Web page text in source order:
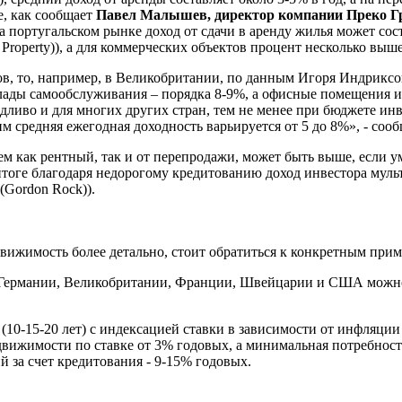
как сообщает Павел Малышев, директор компании Преко
рынке доход от сдачи в аренду жилья может
а для коммерческих объектов процент несколько
то, например, в Великобритании, по данным Игоря
самообслуживания – порядка 8-9%, а офисные
и для многих других стран, тем не менее при бюджете
средняя ежегодная доходность варьируется от 5 до 8%», -
как рентный, так и от перепродажи, может быть выше, если
благодаря недорогому кредитованию доход инвестора
Rock)).
более детально, стоит обратиться к конкретным
Великобритании, Франции, Швейцарии и США
15-20 лет) с индексацией ставки в зависимости от
по ставке от 3% годовых, а минимальная
за счет кредитования - 9-15% годовых.